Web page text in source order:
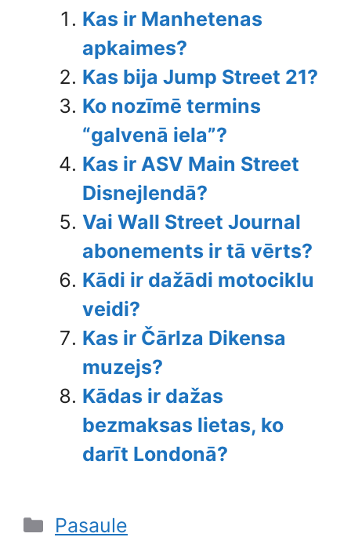
Kas ir Manhetenas
apkaimes?
Kas bija Jump Street 21?
Ko nozīmē termins
“galvenā iela”?
Kas ir ASV Main Street
Disnejlendā?
Vai Wall Street Journal
abonements ir tā vērts?
Kādi ir dažādi motociklu
veidi?
Kas ir Čārlza Dikensa
muzejs?
Kādas ir dažas
bezmaksas lietas, ko
darīt Londonā?
Categories
Pasaule